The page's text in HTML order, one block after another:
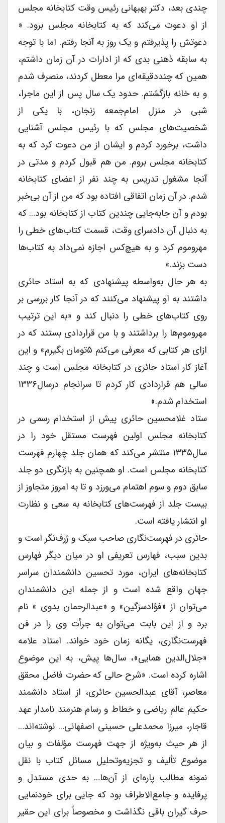
چندى بعد، دکتر بهبهانى رئیس وقت کتابخانه مجلس
از او دعوت می‌کند که به کتابخانه مجلس برود. «
دعوتش را پذیرفتم و یک روز به آنجا رفتم. اما با توجه
به سابقه ذهنى بدى که از ادارات در آن زمان داشتم،
همین که چنددقیقه‌ای مرا معطل کردند، منصرف شدم
و به خانه بازگشتم. حدود یک سال پس از این ماجرا،
شبى در منزل امام‌جمعه زنجان، با یکى از
شخصیت‌های مجلس که با رئیس مجلس آشنایى
داشت، برخورد کردم و ایشان از من دعوت کرد که به
کتابخانه مجلس بروم. من هم قبول کردم و مدتى در
آنجا مشغول تدریس به چند نفر از اعضاى کتابخانه
شدم. در آن زمان اتفاقى افتاده بود که من از آن بی‌خبر
بودم و آن جابه‌جایی چندین کتاب از کتابخانه بود… که
به دنبال آن دادسراى وقت، قسمت کتاب‌های خطى را
مهروموم کرد و به هیچ‌کس اجازه نمی‌داد به کتاب‌ها
دست بزند.»
به هر حال به‌واسطه پیشنهادى که به استاد حائرى
داشتند به او پیشنهاد می‌کنند که در آنجا کار بررسى بر
روى کتاب‌های خطى را دنبال کند و «به این ترتیب
مهروموم‌ها را برداشتند و با من قراردادى بستند که در
ازاى هر کتابى که معرفى می‌کنم ۵تومان بگیرم» و این
آغاز کار استاد حائرى در کتابخانه مجلس است و چند
سالی هم قراردادى کار کردم تا سرانجام درسال۱۳۳۶
استخدام شدم.»
ستاد غلامحسین حائرى پیش از استخدام رسمى در
کتابخانه مجلس اولین فهرست مستقل خود را در
سال۱۳۳۵ منتشر می‌کند که همان جلد چهارم فهرست
کتابخانه مجلس است. او همچنین به بازنگرى دو جلد
سابق دوم و سوم اهتمام می‌ورزد و تا به امروز متجاوز از
بیست جلد از فهرست‌های کتابخانه به سعى و نظارت
او انتشار یافته است.
حائرى در فهرست‌نگاری صاحب سبک و ژرف‌نگر است و
بدین سبب، فهارس تعریفى او در میان دیگر فهارس
کتابخانه‌های ایران، مورد تحسین دانشمندان سراسر
جهان واقع شده است و از جمله این دانشمندان
می‌توان از «فؤادسزگین» و «عبدالرحمان بدوى » نام
برد و از این بابت می‌توان به جرأت وى را در فن
فهرست‌نگاری، یگانه زمان خود خواند. استاد علامه
«جلال‌الدین همایى»، سال‌ها پیش، به این موضوع
اشاره کرده است. «شرح حالى که حضرت فاضل محقق
معاصر، آقاى عبدالحسین حائرى، از استاد دانشمند
حکیم عالم ریاضى و خطاط و رسام هنرمند نامدار عهد
قاجار، میرزا محمدعلى حسینى اصفهانى… نوشته‌اند…
از هر حیث به‌ویژه از جهت فهرست مؤلفات و بیان
موضوع تألیف و تجزیه‌وتحلیل مسائل کتاب با نقل
نمونه مطالب پاره‌ای از آن‌ها… به حدى مستدل و
پرفایده و جامع‌الاطراف بود که جایى براى خودنمایى
حرف گیران باقى نگذاشت و مخصوصاً براى این حقیر